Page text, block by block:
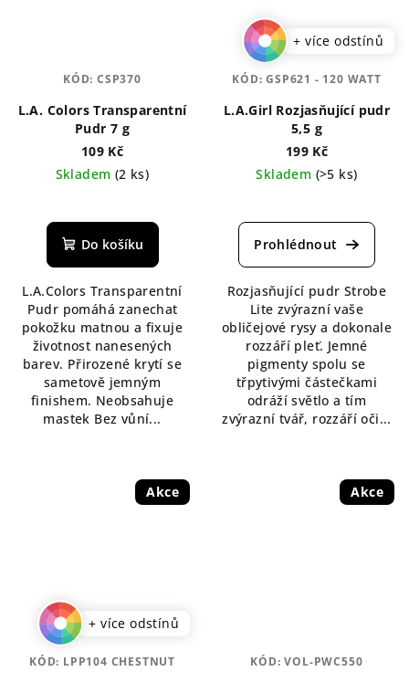
L.A. Colors Transparentní
Pudr 7 g
109 Kč
Skladem (2 ks)
hodnocení
produktu
z
5
hvězdiček.
Do košíku
L.A.Colors Transparentní
Pudr pomáhá zanechat
pokožku matnou a fixuje
životnost nanesených
barev. Přirozené krytí se
sametově jemným
finishem. Neobsahuje
mastek Bez vůní...
KÓD:CSP370
+ více odstínů
L.A.Girl Rozjasňující pudr
5,5 g
199 Kč
Skladem (>5 ks)
hodnocení
produktu
z
5
hvězdiček.
Rozjasňující pudr Strobe
Lite zvýrazní vaše
obličejové rysy a dokonale
rozzáří pleť. Jemné
pigmenty spolu se
třpytivými částečkami
odráží světlo a tím
zvýrazní tvář, rozzáří oči...
KÓD:GSP621 - 120 WATT
Akce
+ více odstínů
KÓD: LPP104 CHESTNUT
Akce
KÓD:VOL-PWC550